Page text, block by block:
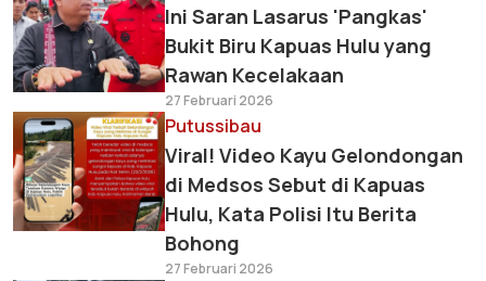
Ini Saran Lasarus 'Pangkas'
Bukit Biru Kapuas Hulu yang
Rawan Kecelakaan
27 Februari 2026
Putussibau
Viral! Video Kayu Gelondongan
di Medsos Sebut di Kapuas
Hulu, Kata Polisi Itu Berita
Bohong
27 Februari 2026